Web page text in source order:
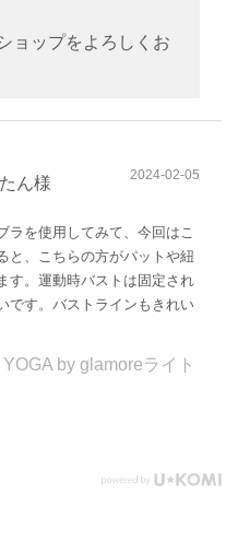
ョップをよろしくお
ん様 2024-02-05
ラを使用してみて、今回はこ
と、こちらの方がパットや紐
す。運動時バストは固定され
です。バストラインもきれい
YOGA by glamoreライト